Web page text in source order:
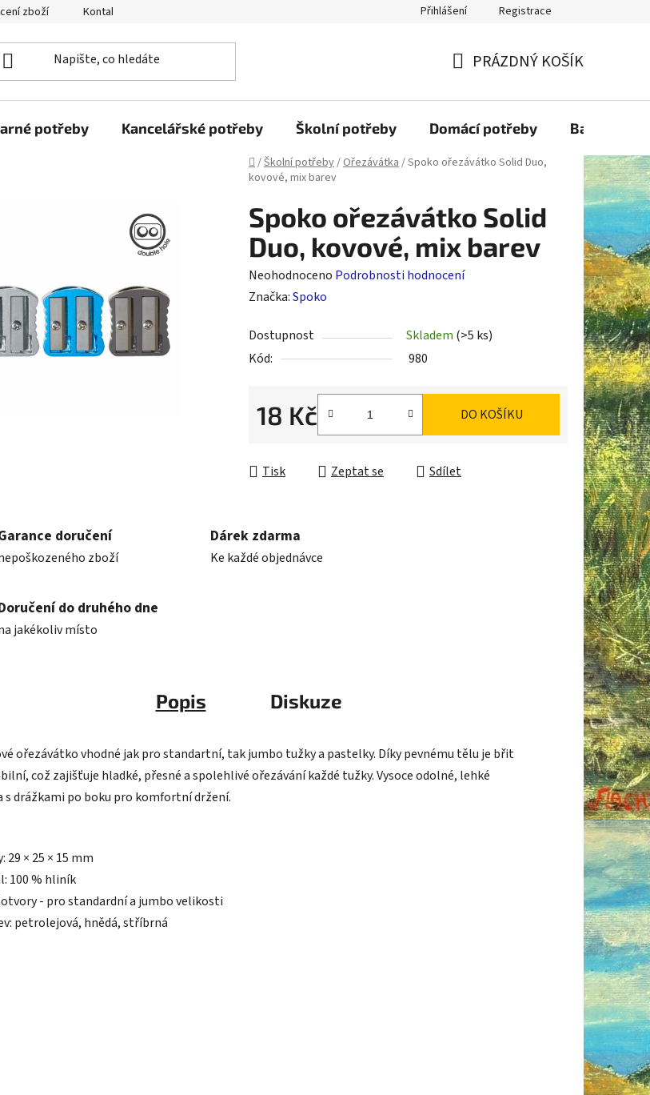
zboží Kontakty Přihlášení Registrace
KOŠÍK
PRÁZDNÝ KOŠÍK
potřeby Kancelářské potřeby Školní potřeby Domácí potřeby Balící
Domů
/Školní potřeby/Ořezávátka/Spoko ořezávátko Solid Duo,
kovové, mix barev
Spoko ořezávátko Solid
Duo, kovové, mix barev
Průměrné
hodnocení
je
0,0
hvězdiček.
Neohodnoceno Podrobnosti hodnocení
Značka:Spoko
Dostupnost Skladem (>5 ks)
Kód:
980
18 Kč
Měrná cena:
DO KOŠÍKU
Tisk Zeptat se Sdílet
doručení
zboží
Dárek zdarma
Ke každé objednávce
do druhého dne
jakékoliv místo
Popis Diskuze
ořezávátko vhodné jak pro standartní, tak jumbo tužky a pastelky. Díky pevnému tělu je břit
což zajišťuje hladké, přesné a spolehlivé ořezávání každé tužky. Vysoce odolné, lehké
drážkami po boku pro komfortní držení.
29 × 25 × 15 mm
100 % hliník
otvory - pro standardní a jumbo velikosti
petrolejová, hnědá, stříbrná